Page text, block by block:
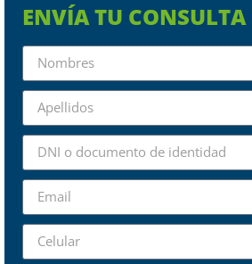
ENVÍA TU CONSULTA